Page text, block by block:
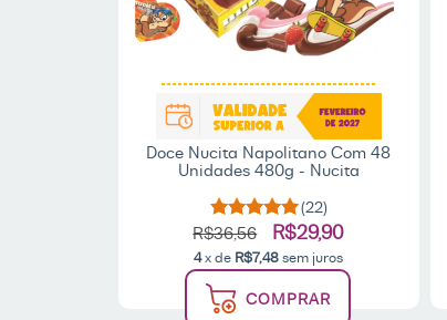
Doce Nucita Napolitano Com 48
Unidades 480g - Nucita
(22)
R$36,56 R$29,90
4x de R$7,48 sem juros
COMPRAR